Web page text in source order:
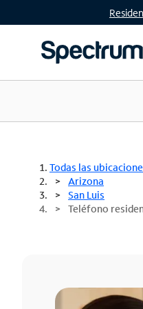
Todas las
Arizona
San Luis
Teléfono